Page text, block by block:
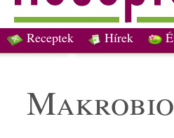
Receptek Hírek